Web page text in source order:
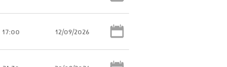
12/09/2026
17:00